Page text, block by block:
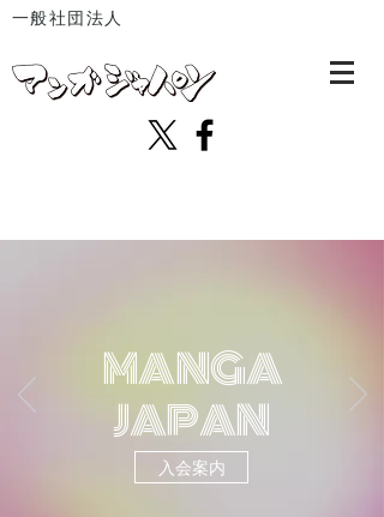
一般社団法人
MANGA
JAPAN
入会案内